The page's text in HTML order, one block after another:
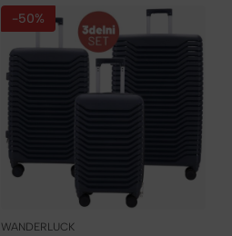
-50%
WANDERLUCK